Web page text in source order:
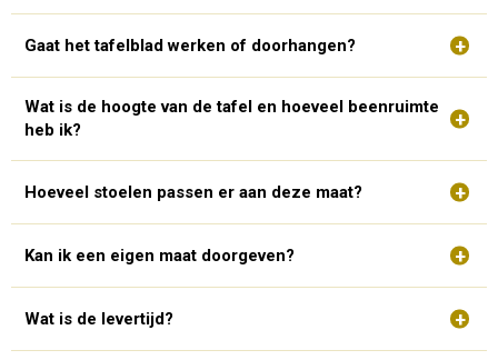
Gaat het tafelblad werken of doorhangen?
Wat is de hoogte van de tafel en hoeveel beenruimte
heb ik?
Hoeveel stoelen passen er aan deze maat?
Kan ik een eigen maat doorgeven?
Wat is de levertijd?